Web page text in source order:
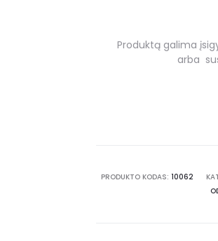
Produktą galima
arba
PRODUKTO KODAS: 10062